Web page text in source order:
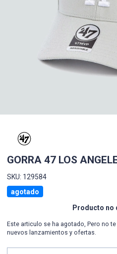
GORRA 47 LOS
SKU: 129584
agotado
Producto no
Este articulo se ha agotado, Pero no
nuevos lanzamientos y ofertas.